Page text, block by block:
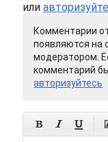
или
Комментарии
появляются на
модератором.
комментарий
авторизуйтесь
  